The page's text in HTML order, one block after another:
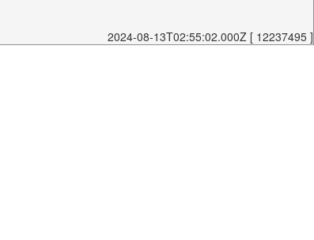
2024-08-13T02:55:02.000Z [ 12237495 ]